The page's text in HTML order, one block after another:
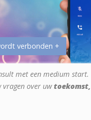
verbonden +
met een medium start.
vragen over uw